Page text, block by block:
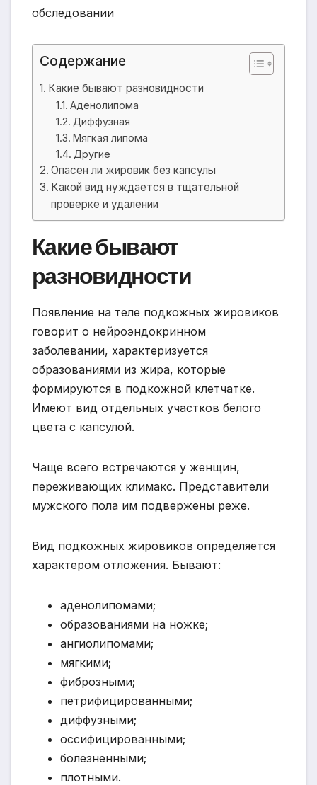
Содержание
Какие бывают разновидности
Аденолипома
Диффузная
Мягкая липома
Другие
Опасен ли жировик без капсулы
Какой вид нуждается в тщательной
проверке и удалении
Какие бывают
разновидности
Появление на теле подкожных жировиков
говорит о нейроэндокринном
заболевании, характеризуется
образованиями из жира, которые
формируются в подкожной клетчатке.
Имеют вид отдельных участков белого
цвета с капсулой.
Чаще всего встречаются у женщин,
переживающих климакс. Представители
мужского пола им подвержены реже.
Вид подкожных жировиков определяется
характером отложения. Бывают:
аденолипомами;
образованиями на ножке;
ангиолипомами;
мягкими;
фиброзными;
петрифицированными;
диффузными;
оссифицированными;
болезненными;
плотными.